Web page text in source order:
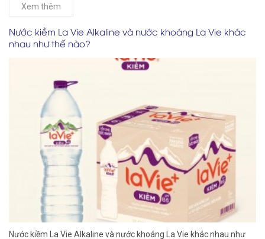
Xem thêm
Nước kiềm La Vie Alkaline và nước khoáng La Vie khác
nhau như thế nào?
Nước kiềm La Vie Alkaline và nước khoáng La Vie khác nhau như